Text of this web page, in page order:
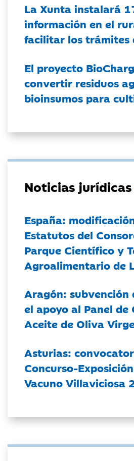
La Xunta instalará
información en el
facilitar los trámites
El proyecto
convertir residuos
bioinsumos para
Noticias jurídicas
España:
Estatutos del
Parque Científico y
Agroalimentario de
Aragón:
el apoyo al Panel de
Aceite de Oliva
Asturias:
Concurso-
Vacuno Villaviciosa